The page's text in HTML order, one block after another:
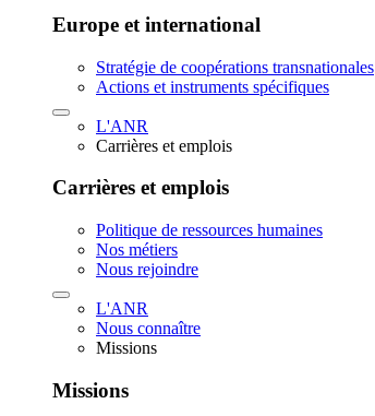
Europe et international
Stratégie de coopérations transnationales
Actions et instruments spécifiques
L'ANR
Carrières et emplois
Carrières et emplois
Politique de ressources humaines
Nos métiers
Nous rejoindre
L'ANR
Nous connaître
Missions
Missions